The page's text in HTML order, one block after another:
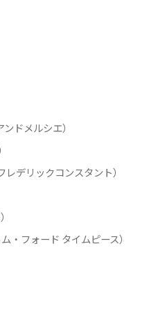
ドメルシエ）
デリックコンスタント）
・フォード タイムピース）